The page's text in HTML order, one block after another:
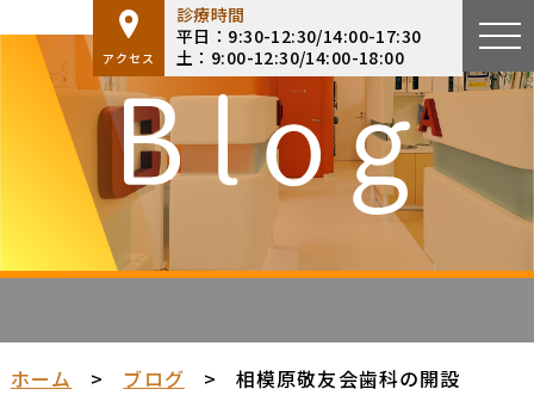
アクセス
診療時間
平日：9:30-12:30/14:00-17:30
土：9:00-12:30/14:00-18:00
ホーム > ブログ > 相模原敬友会歯科の開設